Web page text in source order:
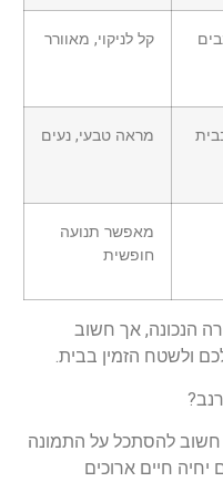
קל לניקוי, מאוורר
מראה טבעי, נעים
מאפשר תנועה
חופשית
הנכונה, אך חשוב
ולשטח הזמין בבית.
חשוב להסתכל על התמונה
חיים ארוכים